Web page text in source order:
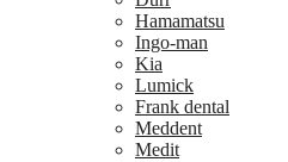
Hamamatsu
Ingo-man
Kia
Lumick
Frank dental
Meddent
Medit